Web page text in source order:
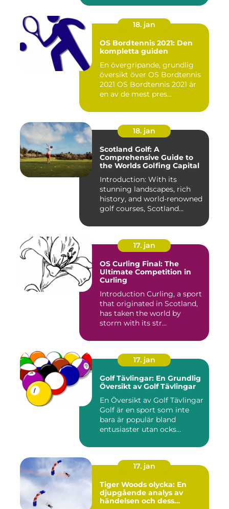
18. jan
OS Bordtennis 2021: Den
kompletta guiden
En övergripande, grundlig
översikt över OS Bordtennis
2021 OS Bordtennis 2021 är
en av de mest pres...
18. jan
Scotland Golf: A
Comprehensive Guide to
the Worlds Golfing Capital
Introduction: With its
stunning landscapes, rich
history, and world-renowned
golf courses, Scotland...
17. jan
OS Curling Final: The
Ultimate Competition in
Curling
Introduction Curling, a sport
that originated in Scotland,
has taken the world by
storm with its str...
17. jan
Golf Tävlingar: En Grundlig
Översikt av Golf Tävlingar
En Översikt av Golf Tävlingar
Golf är en sport som inte
bara är populär bland
entusiaster utan ocks...
17. jan
Tiger Woods olycka: En
djupgående analys av
händelsen och dess